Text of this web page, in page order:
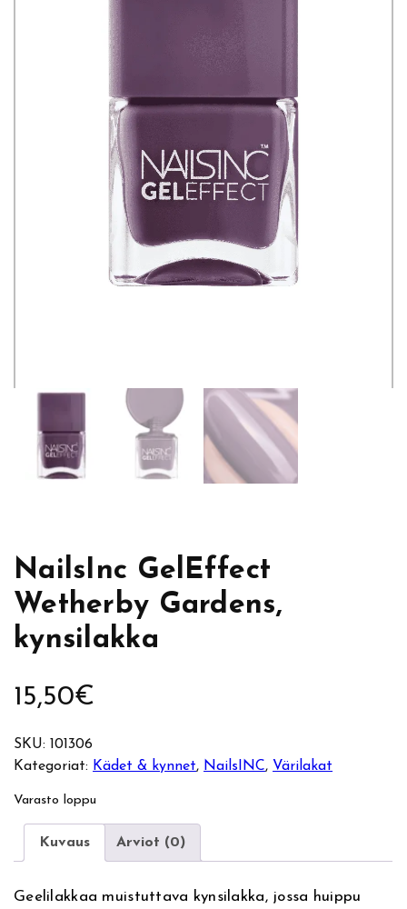
NailsInc GelEffect
Wetherby Gardens,
kynsilakka
15,50€
SKU: 101306
Kategoriat: Kädet & kynnet, NailsINC, Värilakat
Varasto loppu
Kuvaus Arviot (0)
Geelilakkaa muistuttava kynsilakka, jossa huippu